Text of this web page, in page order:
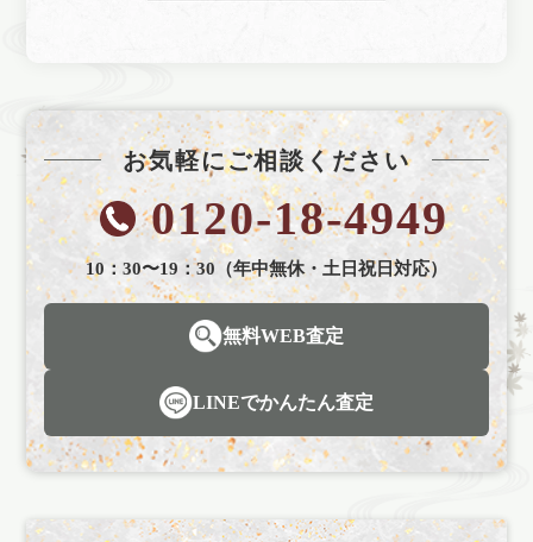
お気軽にご相談ください
0120-18-4949
10：30〜19：30（年中無休・土日祝日対応）
無料WEB査定
LINEでかんたん査定